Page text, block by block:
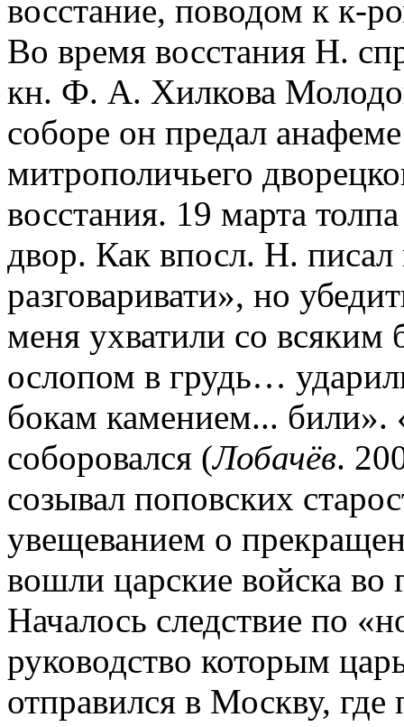
восстание, поводом к к-
Во время восстания Н.
кн. Ф. А. Хилкова
соборе он предал
митрополичьего
восстания. 19 марта
двор. Как впосл. Н.
разговаривати», но
меня ухватили со
ослопом в грудь…
бокам камением... били».
соборовался (Лобачёв.
созывал поповских
увещеванием о
вошли царские войска
Началось следствие по
руководство которым
отправился в Москву,